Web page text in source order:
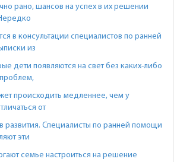
рано, шансов на успех в их решении
в консультации специалистов по ранней
из
дети появляются на свет без каких-либо
происходить медленнее, чем у
от
развития. Специалисты по ранней помощи
эти
семье настроиться на решение